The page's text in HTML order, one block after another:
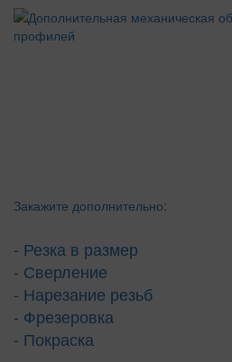
Закажите дополнительно:
- Резка в размер
- Сверление
- Нарезание резьб
- Фрезеровка
- Покраска